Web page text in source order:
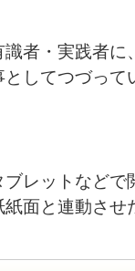
者・実践者に
してつづって
レットなどで
面と連動させ